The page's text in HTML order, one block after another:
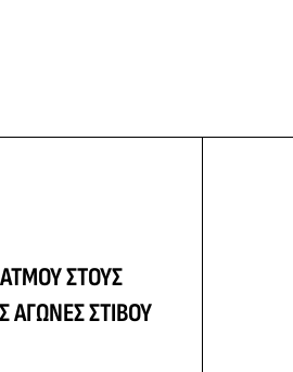
ΣΤΟΥΣ
ΑΓΩΝΕΣ ΣΤΙΒΟΥ